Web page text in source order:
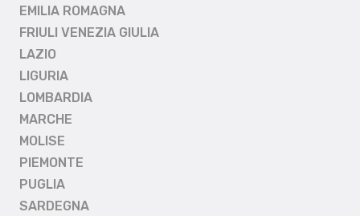
EMILIA ROMAGNA
FRIULI VENEZIA GIULIA
LAZIO
LIGURIA
LOMBARDIA
MARCHE
MOLISE
PIEMONTE
PUGLIA
SARDEGNA